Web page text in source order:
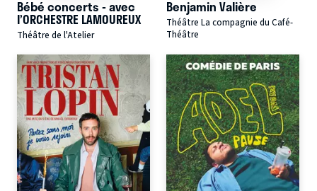
Bébé concerts - avec
l’ORCHESTRE LAMOUREUX
Théâtre de l'Atelier
Benjamin Valière
Théâtre La compagnie du Café-
Théâtre